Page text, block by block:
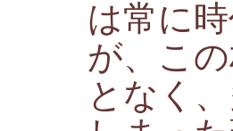
は常に
が、こ
となく